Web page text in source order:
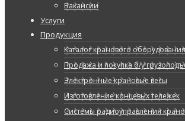
Вакансии
Услуги
Продукция
Каталог кранового
Продажа и покупка б/у
Электронные крановые весы
Изготовление концевых тележек
Системы радиоуправления